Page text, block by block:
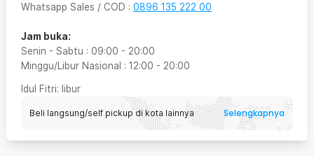
Whatsapp Sales / COD : 0896 135 222 00
Jam buka:
Senin - Sabtu : 09:00 - 20:00
Minggu/Libur Nasional : 12:00 - 20:00
Idul Fitri: libur
Beli langsung/self pickup di kota lainnya Selengkapnya